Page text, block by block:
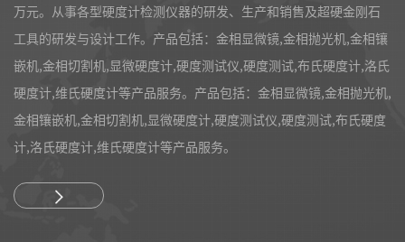
万元。从事各型硬度计检测仪器的研发、生产和销售及超硬金刚石
工具的研发与设计工作。产品包括：金相显微镜,金相抛光机,金相镶
嵌机,金相切割机,显微硬度计,硬度测试仪,硬度测试,布氏硬度计,洛氏
硬度计,维氏硬度计等产品服务。产品包括：金相显微镜,金相抛光机,
金相镶嵌机,金相切割机,显微硬度计,硬度测试仪,硬度测试,布氏硬度
计,洛氏硬度计,维氏硬度计等产品服务。